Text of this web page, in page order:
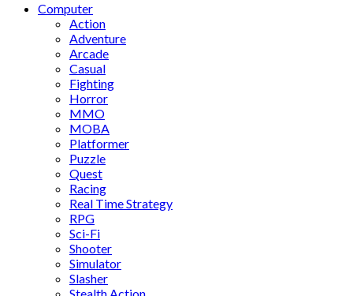
Computer
Action
Adventure
Arcade
Casual
Fighting
Horror
MMO
MOBA
Platformer
Puzzle
Quest
Racing
Real Time Strategy
RPG
Sci-Fi
Shooter
Simulator
Slasher